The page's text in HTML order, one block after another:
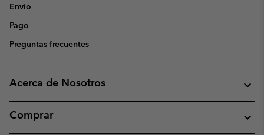
Envío
Pago
Preguntas frecuentes
Acerca de Nosotros
Comprar